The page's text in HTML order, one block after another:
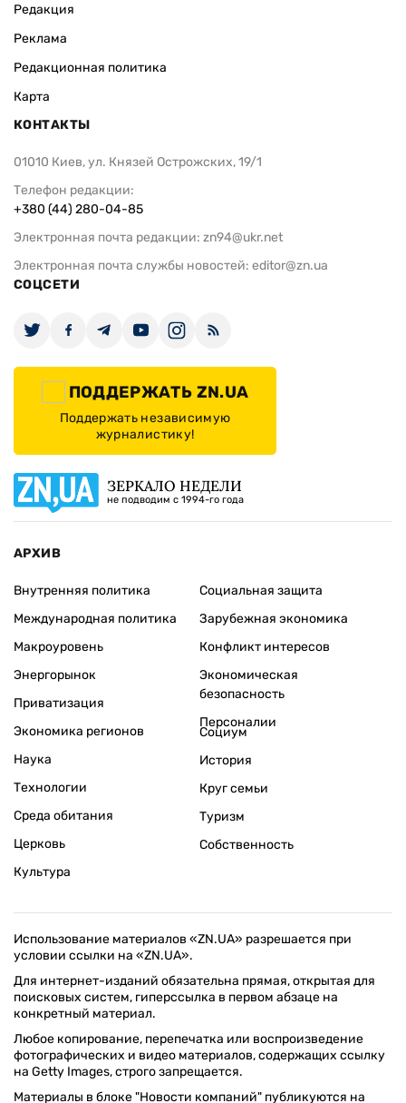
Редакция
Реклама
Редакционная политика
Карта
КОНТАКТЫ
01010 Киев, ул. Князей Острожских, 19/1
Телефон редакции:
+380 (44) 280-04-85
Электронная почта редакции: zn94@ukr.net
Электронная почта службы новостей: editor@zn.ua
СОЦСЕТИ
ПОДДЕРЖАТЬ ZN.UA
Поддержать независимую
журналистику!
ЗЕРКАЛО НЕДЕЛИ
не подводим с 1994-го года
АРХИВ
Внутренняя политика
Международная политика
Макроуровень
Энергорынок
Приватизация
Экономика регионов
Социальная защита
Зарубежная экономика
Конфликт интересов
Экономическая
безопасность
Персоналии
Наука
Технологии
Среда обитания
Церковь
Культура
Социум
История
Круг семьи
Туризм
Собственность
Использование материалов «ZN.UA» разрешается при
условии ссылки на «ZN.UA».
Для интернет-изданий обязательна прямая, открытая для
поисковых систем, гиперссылка в первом абзаце на
конкретный материал.
Любое копирование, перепечатка или воспроизведение
фотографических и видео материалов, содержащих ссылку
на Getty Images, строго запрещается.
Материалы в блоке "Новости компаний" публикуются на